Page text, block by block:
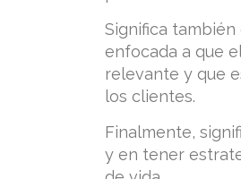
Significa
enfocada a que
relevante y que
los clientes.
Finalmente,
y en tener